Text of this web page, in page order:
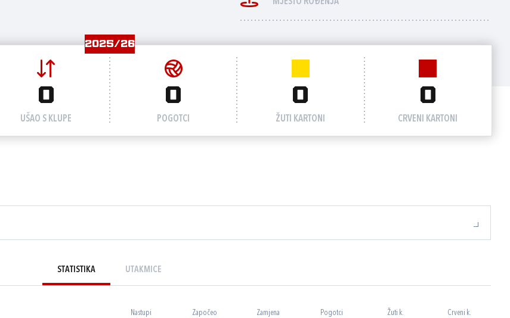
2025/26
0
UŠAO S KLUPE
0
POGOTCI
0
ŽUTI KARTONI
0
CRVENI KARTONI
STATISTIKA UTAKMICE
Nastupi Započeo Zamjena Pogotci Žuti k. Crveni k.